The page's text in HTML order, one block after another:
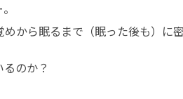
から眠るまで（眠った後も）に
のか？